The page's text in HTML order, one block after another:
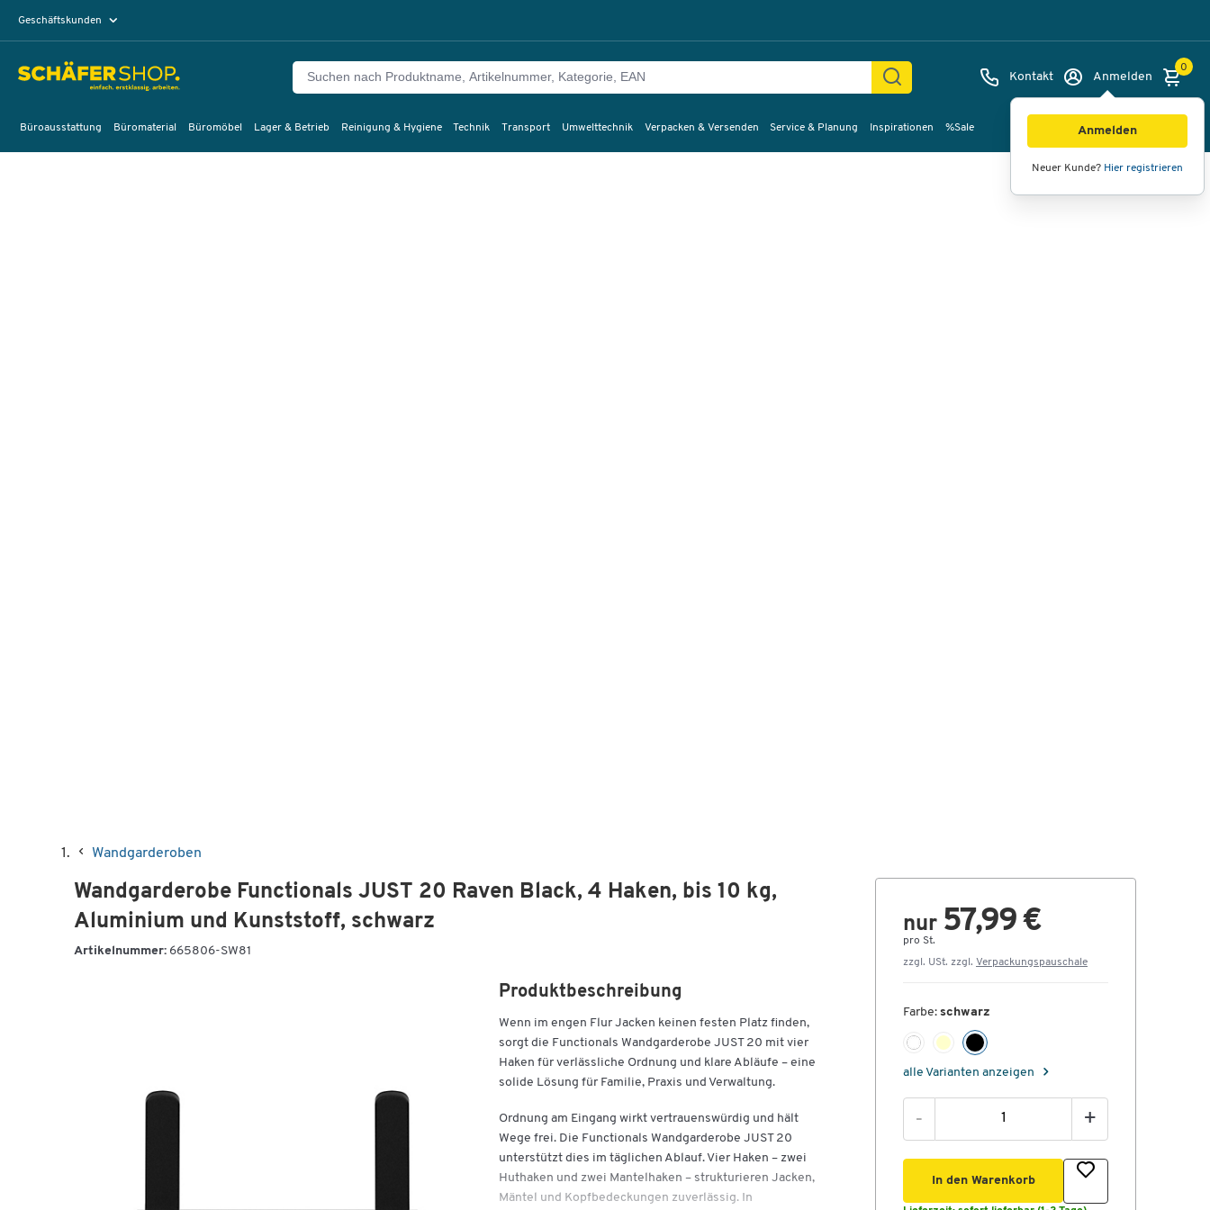
Geschäftskunden
Kontakt Anmelden
Anmelden
Neuer Kunde? Hier registrieren
0
Büroausstattung Büromaterial Büromöbel Lager & Betrieb Reinigung & Hygiene Technik Transport Umwelttechnik Verpacken & Versenden Service & Planung Inspirationen %Sale
Wandgarderoben
Wandgarderobe Functionals JUST 20 Raven Black, 4 Haken, bis 10 kg,
Aluminium und Kunststoff, schwarz
Artikelnummer: 665806-SW81
Produktbeschreibung
Wenn im engen Flur Jacken keinen festen Platz finden,
sorgt die Functionals Wandgarderobe JUST 20 mit vier
Haken für verlässliche Ordnung und klare Abläufe – eine
solide Lösung für Familie, Praxis und Verwaltung.
Ordnung am Eingang wirkt vertrauenswürdig und hält
Wege frei. Die Functionals Wandgarderobe JUST 20
unterstützt dies im täglichen Ablauf. Vier Haken – zwei
Huthaken und zwei Mantelhaken – strukturieren Jacken,
Mäntel und Kopfbedeckungen zuverlässig. In
nur 57,99 €
pro St.
zzgl. USt. zzgl. Verpackungspauschale
Farbe: schwarz
alle Varianten anzeigen
- +
In den Warenkorb
Bilder Videos 360°-Ansicht